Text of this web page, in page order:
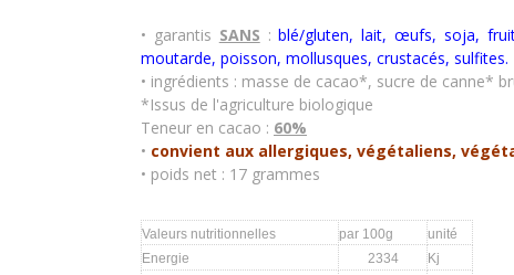
• garantis SANS :blé/gluten, lait, œufs, soja,
moutarde, poisson, mollusques, crustacés, sulfites.
• ingrédients : masse de cacao*, sucre de canne*
*Issus de l'agriculture biologique
Teneur en cacao : 60%
• convient aux allergiques, végétaliens,
• poids net : 17 grammes
Valeurs nutritionnelles par 100g
unité
Energie
2334
Kj